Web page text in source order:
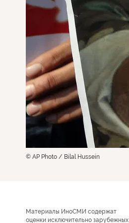
© AP Photo / Bilal Hussein
Материалы ИноСМИ содержат
оценки исключительно зарубежных